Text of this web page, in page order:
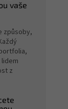
vaše
způsoby,
z